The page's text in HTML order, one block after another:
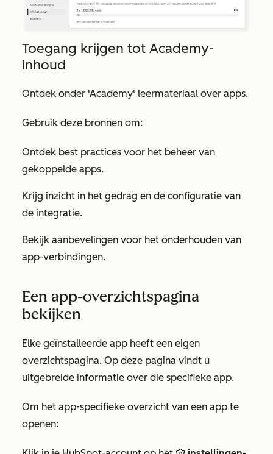
Toegang krijgen tot Academy-
inhoud
Ontdek onder 'Academy' leermateriaal over apps.
Gebruik deze bronnen om:
Ontdek best practices voor het beheer van
gekoppelde apps.
Krijg inzicht in het gedrag en de configuratie van
de integratie.
Bekijk aanbevelingen voor het onderhouden van
app-verbindingen.
Een app-overzichtspagina
bekijken
Elke geïnstalleerde app heeft een eigen
overzichtspagina. Op deze pagina vindt u
uitgebreide informatie over die specifieke app.
Om het app-specifieke overzicht van een app te
openen: